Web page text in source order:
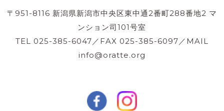
〒951-8116 新潟県新潟市中央区東中通2番町288番地2 マ
ンション司101号室
TEL 025-385-6047／FAX 025-385-6097／MAIL
info@oratte.org